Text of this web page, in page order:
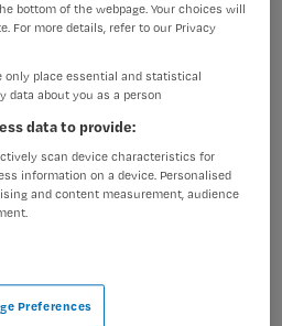
DIENSTVERBAND
Verpleegkundige
is niet meer actueel. Hieronder
vacatures die voor u wellicht
bottom of the webpage. Your choices will
For more details, refer to our Privacy
only place essential and statistical
data about you as a person
data to provide:
scan device characteristics for
information on a device. Personalised
and content measurement, audience
Preferences